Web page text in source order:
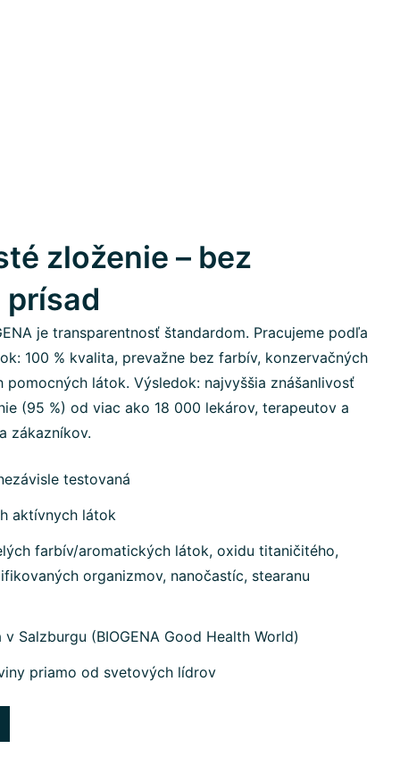
zloženie – bez
je transparentnosť štandardom. Pracujeme podľa
100 % kvalita, prevažne bez farbív, konzervačných
pomocných látok. Výsledok: najvyššia znášanlivosť
(95 %) od viac ako 18 000 lekárov, terapeutov a
zákazníkov.
testovaná
aktívnych látok
farbív/aromatických látok, oxidu titaničitého,
organizmov, nanočastíc, stearanu
Salzburgu (BIOGENA Good Health World)
priamo od svetových lídrov